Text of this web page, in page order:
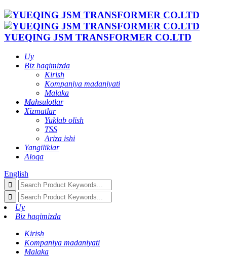
YUEQING JSM TRANSFORMER CO.LTD
Uy
Biz haqimizda
Kirish
Kompaniya madaniyati
Malaka
Mahsulotlar
Xizmatlar
Yuklab olish
TSS
Ariza ishi
Yangiliklar
Aloqa
English
Uy
Biz haqimizda
Kirish
Kompaniya madaniyati
Malaka